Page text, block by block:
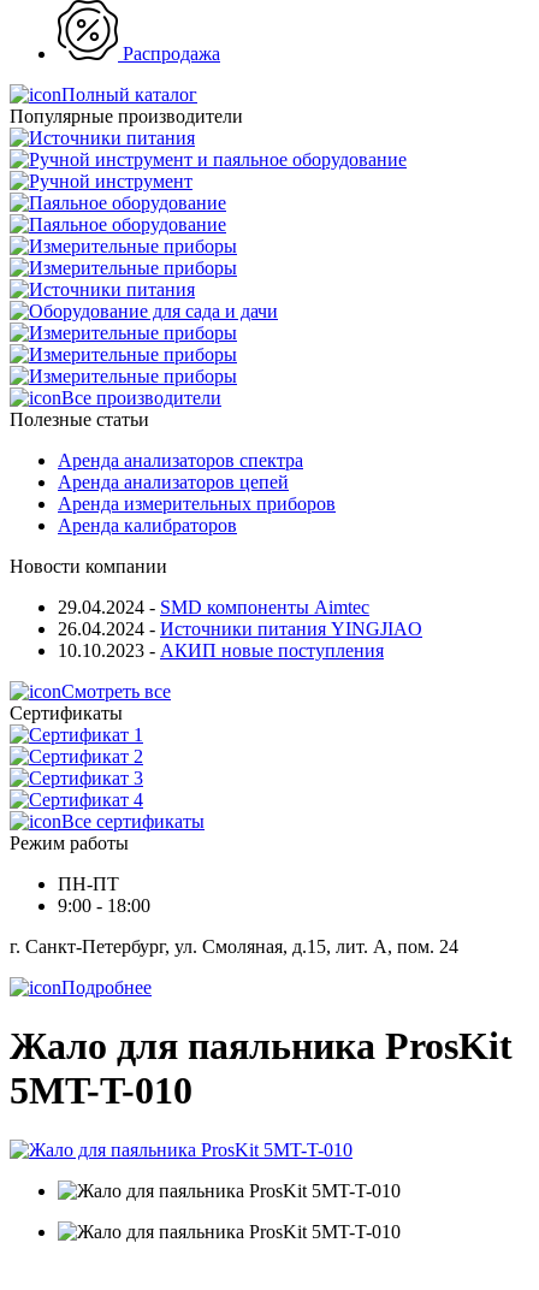
Распродажа
Полный каталог
Популярные производители
Все производители
Полезные статьи
Аренда анализаторов спектра
Аренда анализаторов цепей
Аренда измерительных приборов
Аренда калибраторов
Новости компании
29.04.2024 - SMD компоненты Aimtec
26.04.2024 - Источники питания YINGJIAO
10.10.2023 - АКИП новые поступления
Смотреть все
Сертификаты
Все сертификаты
Режим работы
ПН-ПТ
9:00 - 18:00
г. Санкт-Петербург, ул. Смоляная, д.15, лит. А, пом. 24
Подробнее
Жало для паяльника ProsKit
5MT-T-010